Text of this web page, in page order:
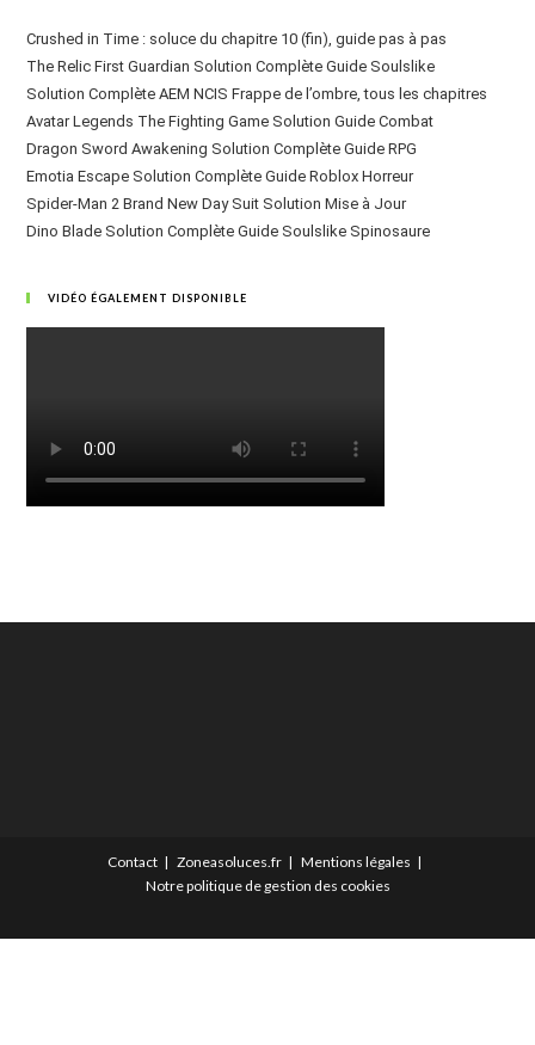
Crushed in Time : soluce du chapitre 10 (fin), guide pas à pas
The Relic First Guardian Solution Complète Guide Soulslike
Solution Complète AEM NCIS Frappe de l’ombre, tous les chapitres
Avatar Legends The Fighting Game Solution Guide Combat
Dragon Sword Awakening Solution Complète Guide RPG
Emotia Escape Solution Complète Guide Roblox Horreur
Spider-Man 2 Brand New Day Suit Solution Mise à Jour
Dino Blade Solution Complète Guide Soulslike Spinosaure
VIDÉO ÉGALEMENT DISPONIBLE
Contact Zoneasoluces.fr
Mentions légales
Notre politique de gestion des cookies